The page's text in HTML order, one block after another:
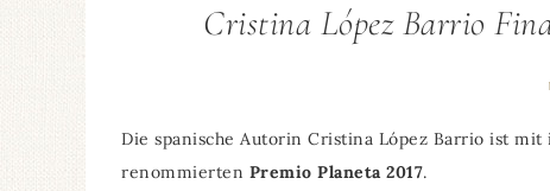
Cristina López Barrio
Die spanische Autorin Cristina López Barrio ist
renommierten Premio Planeta 2017.